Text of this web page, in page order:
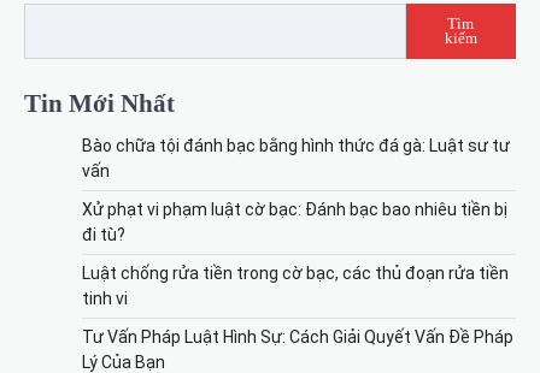
Tìm
kiếm
Tin Mới Nhất
Bào chữa tội đánh bạc bằng hình thức đá gà: Luật sư tư
vấn
Xử phạt vi phạm luật cờ bạc: Đánh bạc bao nhiêu tiền bị
đi tù?
Luật chống rửa tiền trong cờ bạc, các thủ đoạn rửa tiền
tinh vi
Tư Vấn Pháp Luật Hình Sự: Cách Giải Quyết Vấn Đề Pháp
Lý Của Bạn